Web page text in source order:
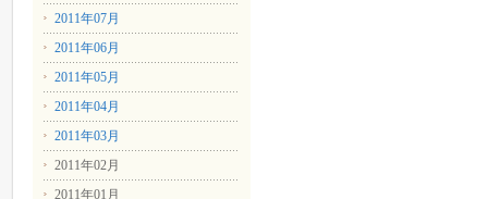
2011年07月
2011年06月
2011年05月
2011年04月
2011年03月
2011年02月
2011年01月